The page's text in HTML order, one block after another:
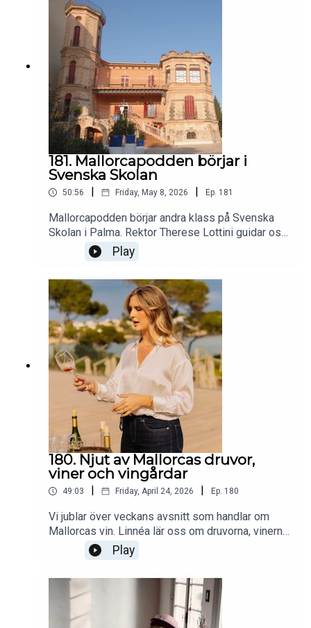
fortsätter vi ett tag till.Mallorcapodden - för dig
som bor på, reser till eller bara drömmer om
Mallorca.
181. Mallorcapodden börjar i
Svenska Skolan
50:56 Friday, May 8, 2026 Ep. 181
Mallorcapodden börjar andra klass på Svenska
Skolan i Palma. Rektor Therese Lottini guidar oss
runt i historia och nutid. Catharina äter dammig
pizza och dricker cava ur piccoloflaska medan
Helena kanske blir packad på en trång
sardinfestival. Orkar ni?
Play
180. Njut av Mallorcas druvor,
viner och vingårdar
49:03 Friday, April 24, 2026 Ep. 180
Vi jublar över veckans avsnitt som handlar om
Mallorcas vin. Linnéa lär oss om druvorna, vinerna
och vingårdarna. Catharina ser fram emot
vingårdsbesök medan hon lyxigt parkerar bilen i
gamla stan. Helena åker så långt bort från vinerna
hon kan men längtar hem till sin ö.
Play